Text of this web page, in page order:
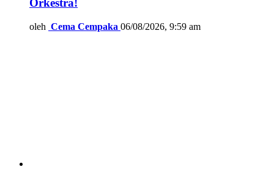
Orkestra!
oleh Cema Cempaka 06/08/2026, 9:59 am